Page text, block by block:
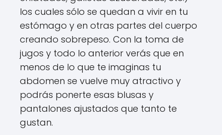
los cuales sólo se quedan a vivir en tu
estómago y en otras partes del cuerpo
creando sobrepeso. Con la toma de
jugos y todo lo anterior verás que en
menos de lo que te imaginas tu
abdomen se vuelve muy atractivo y
podrás ponerte esas blusas y
pantalones ajustados que tanto te
gustan.